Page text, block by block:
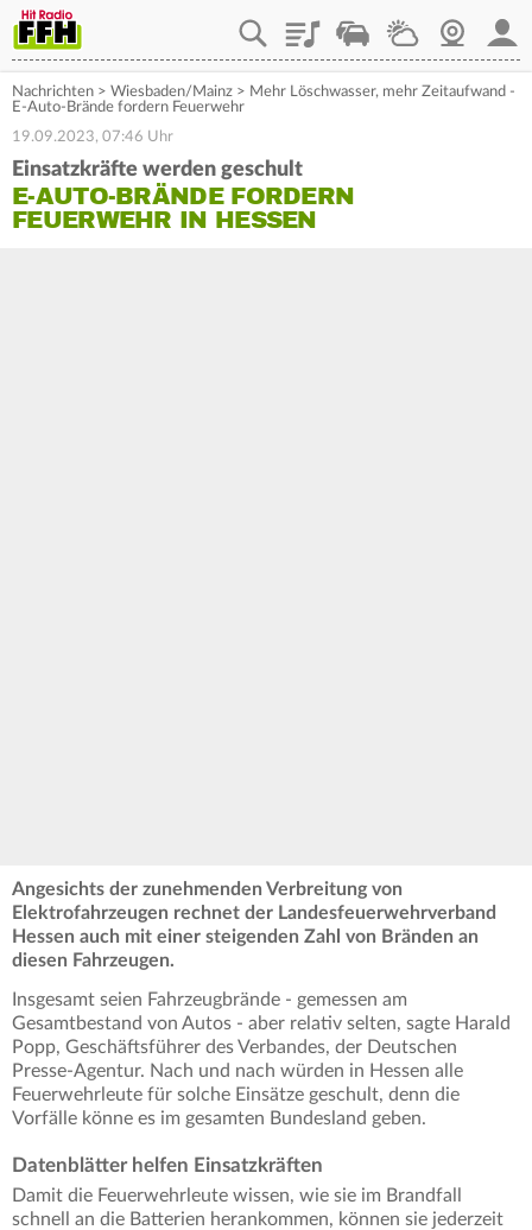
PlaylistStaupilotWetterWebcam
Nachrichten > Wiesbaden/Mainz > Mehr Löschwasser, mehr Zeitaufwand -
E-Auto-Brände fordern Feuerwehr
19.09.2023, 07:46 Uhr
Einsatzkräfte werden geschult
E-AUTO-BRÄNDE FORDERN
FEUERWEHR IN HESSEN
Angesichts der zunehmenden Verbreitung von
Elektrofahrzeugen rechnet der Landesfeuerwehrverband
Hessen auch mit einer steigenden Zahl von Bränden an
diesen Fahrzeugen.
Insgesamt seien Fahrzeugbrände - gemessen am
Gesamtbestand von Autos - aber relativ selten, sagte Harald
Popp, Geschäftsführer des Verbandes, der Deutschen
Presse-Agentur. Nach und nach würden in Hessen alle
Feuerwehrleute für solche Einsätze geschult, denn die
Vorfälle könne es im gesamten Bundesland geben.
Datenblätter helfen Einsatzkräften
Damit die Feuerwehrleute wissen, wie sie im Brandfall
schnell an die Batterien herankommen, können sie jederzeit